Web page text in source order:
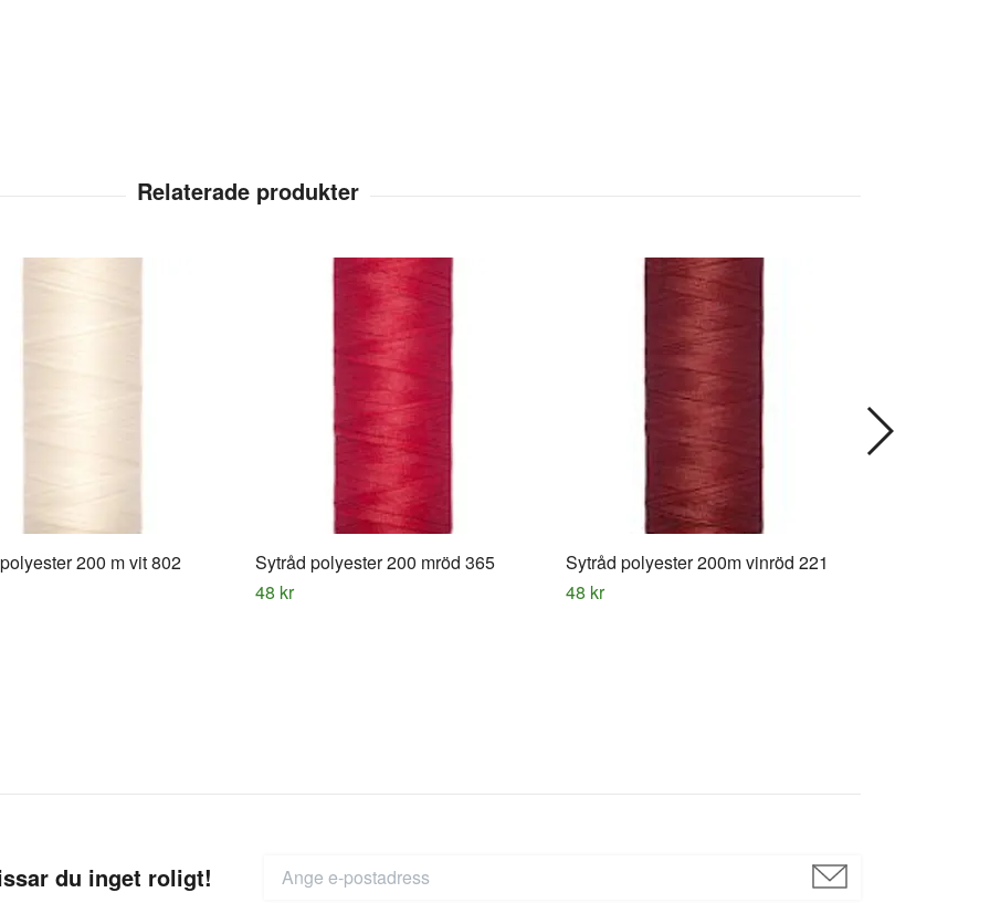
200 m vit 802
Sytråd polyester 200 mröd 365
48 kr
Sytråd polyester 200m vinröd 221
48 kr
du inget roligt!